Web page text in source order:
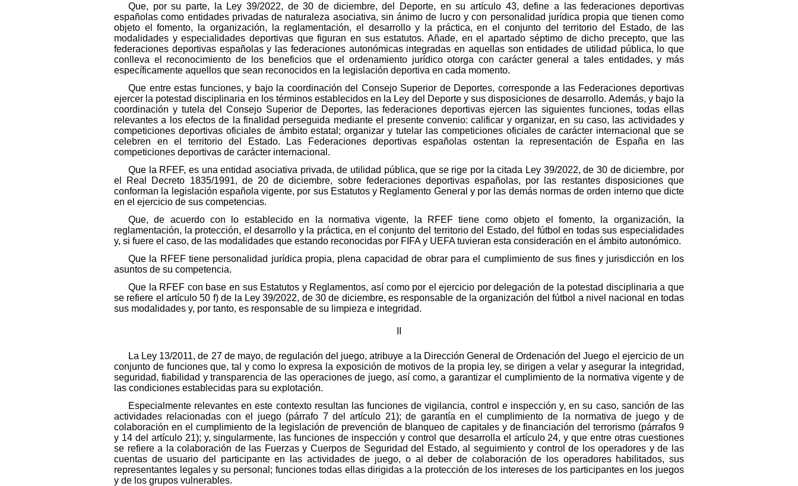
Que, por su parte, la Ley 39/2022, de 30 de diciembre, del Deporte, en su artículo 43, define a las federaciones deportivas
españolas como entidades privadas de naturaleza asociativa, sin ánimo de lucro y con personalidad jurídica propia que tienen como
objeto el fomento, la organización, la reglamentación, el desarrollo y la práctica, en el conjunto del territorio del Estado, de las
modalidades y especialidades deportivas que figuran en sus estatutos. Añade, en el apartado séptimo de dicho precepto, que las
federaciones deportivas españolas y las federaciones autonómicas integradas en aquellas son entidades de utilidad pública, lo que
conlleva el reconocimiento de los beneficios que el ordenamiento jurídico otorga con carácter general a tales entidades, y más
específicamente aquellos que sean reconocidos en la legislación deportiva en cada momento.
Que entre estas funciones, y bajo la coordinación del Consejo Superior de Deportes, corresponde a las Federaciones deportivas
ejercer la potestad disciplinaria en los términos establecidos en la Ley del Deporte y sus disposiciones de desarrollo. Además, y bajo la
coordinación y tutela del Consejo Superior de Deportes, las federaciones deportivas ejercen las siguientes funciones, todas ellas
relevantes a los efectos de la finalidad perseguida mediante el presente convenio: calificar y organizar, en su caso, las actividades y
competiciones deportivas oficiales de ámbito estatal; organizar y tutelar las competiciones oficiales de carácter internacional que se
celebren en el territorio del Estado. Las Federaciones deportivas españolas ostentan la representación de España en las
competiciones deportivas de carácter internacional.
Que la RFEF, es una entidad asociativa privada, de utilidad pública, que se rige por la citada Ley 39/2022, de 30 de diciembre, por
el Real Decreto 1835/1991, de 20 de diciembre, sobre federaciones deportivas españolas, por las restantes disposiciones que
conforman la legislación española vigente, por sus Estatutos y Reglamento General y por las demás normas de orden interno que dicte
en el ejercicio de sus competencias.
Que, de acuerdo con lo establecido en la normativa vigente, la RFEF tiene como objeto el fomento, la organización, la
reglamentación, la protección, el desarrollo y la práctica, en el conjunto del territorio del Estado, del fútbol en todas sus especialidades
y, si fuere el caso, de las modalidades que estando reconocidas por FIFA y UEFA tuvieran esta consideración en el ámbito autonómico.
Que la RFEF tiene personalidad jurídica propia, plena capacidad de obrar para el cumplimiento de sus fines y jurisdicción en los
asuntos de su competencia.
Que la RFEF con base en sus Estatutos y Reglamentos, así como por el ejercicio por delegación de la potestad disciplinaria a que
se refiere el artículo 50 f) de la Ley 39/2022, de 30 de diciembre, es responsable de la organización del fútbol a nivel nacional en todas
sus modalidades y, por tanto, es responsable de su limpieza e integridad.
La Ley 13/2011, de 27 de mayo, de regulación del juego, atribuye a la Dirección General de Ordenación del Juego el ejercicio de un
conjunto de funciones que, tal y como lo expresa la exposición de motivos de la propia ley, se dirigen a velar y asegurar la integridad,
seguridad, fiabilidad y transparencia de las operaciones de juego, así como, a garantizar el cumplimiento de la normativa vigente y de
las condiciones establecidas para su explotación.
Especialmente relevantes en este contexto resultan las funciones de vigilancia, control e inspección y, en su caso, sanción de las
actividades relacionadas con el juego (párrafo 7 del artículo 21); de garantía en el cumplimiento de la normativa de juego y de
colaboración en el cumplimiento de la legislación de prevención de blanqueo de capitales y de financiación del terrorismo (párrafos 9
y 14 del artículo 21); y, singularmente, las funciones de inspección y control que desarrolla el artículo 24, y que entre otras cuestiones
se refiere a la colaboración de las Fuerzas y Cuerpos de Seguridad del Estado, al seguimiento y control de los operadores y de las
cuentas de usuario del participante en las actividades de juego, o al deber de colaboración de los operadores habilitados, sus
representantes legales y su personal; funciones todas ellas dirigidas a la protección de los intereses de los participantes en los juegos
y de los grupos vulnerables.